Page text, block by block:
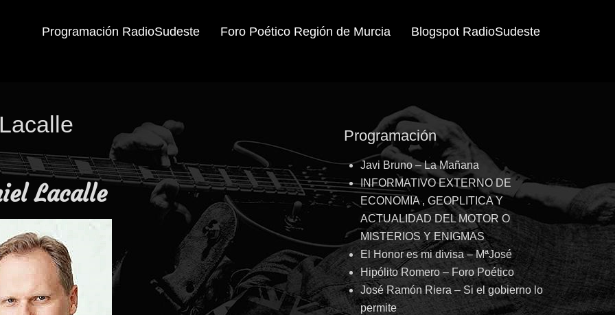
Programación RadioSudeste Foro Poético Región de Murcia Blogspot RadioSudeste
Lacalle
Programación
Javi Bruno – La Mañana
INFORMATIVO EXTERNO DE
ECONOMIA , GEOPLITICA Y
ACTUALIDAD DEL MOTOR O
MISTERIOS Y ENIGMAS
El Honor es mi divisa – MªJosé
Hipólito Romero – Foro Poético
José Ramón Riera – Si el gobierno lo
permite